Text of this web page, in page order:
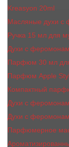
Kreasyon 20ml
Масляные духи c
Ручка 15 мл для
Духи с
Парфюм 30 мл
Парфюм Apple
Компактный
Духи с
Духи с
Парфюмерное